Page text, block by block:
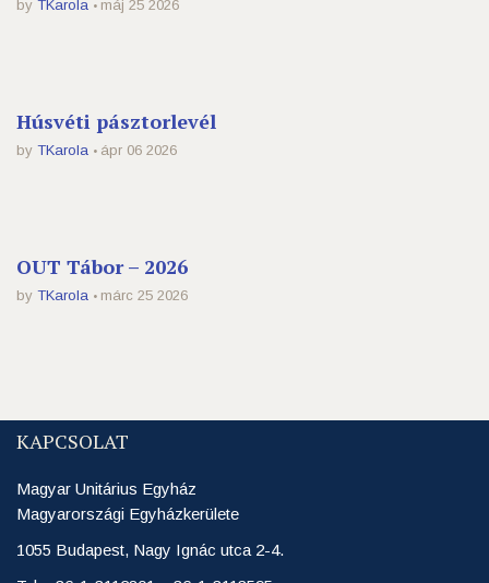
by TKarola máj 25 2026
Húsvéti pásztorlevél
by TKarola ápr 06 2026
OUT Tábor – 2026
by TKarola márc 25 2026
KAPCSOLAT
Magyar Unitárius Egyház
Magyarországi Egyházkerülete
1055 Budapest, Nagy Ignác utca 2-4.